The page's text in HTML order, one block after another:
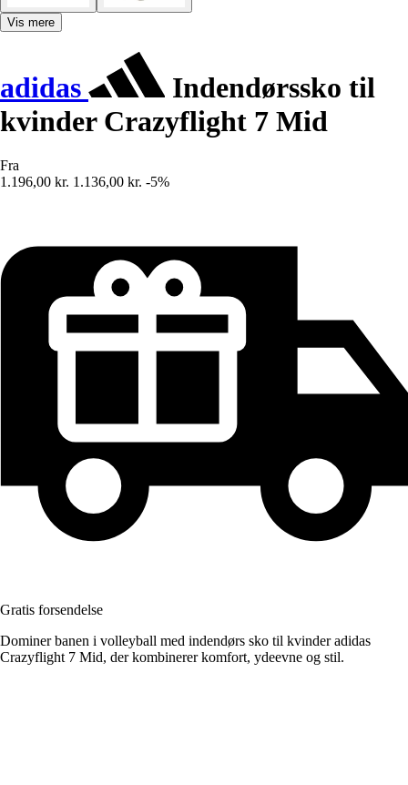
Vis mere
adidas
Indendørssko til
kvinder Crazyflight 7 Mid
Fra
1.196,00 kr. 1.136,00 kr. -5%
Gratis forsendelse
Dominer banen i volleyball med indendørs sko til kvinder adidas
Crazyflight 7 Mid, der kombinerer komfort, ydeevne og stil.